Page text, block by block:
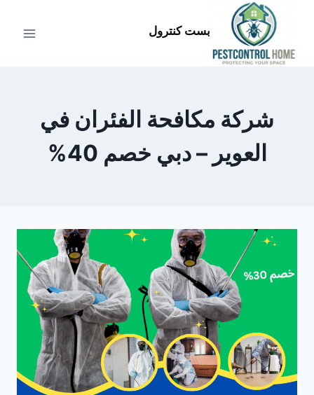
المحتوى
بست كنترول
شركة مكافحة الفئران في
العوير – دبي خصم 40%